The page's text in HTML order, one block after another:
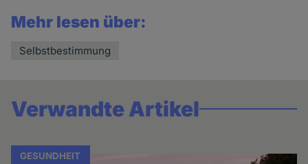
Mehr lesen über:
Selbstbestimmung
Verwandte Artikel
GESUNDHEIT